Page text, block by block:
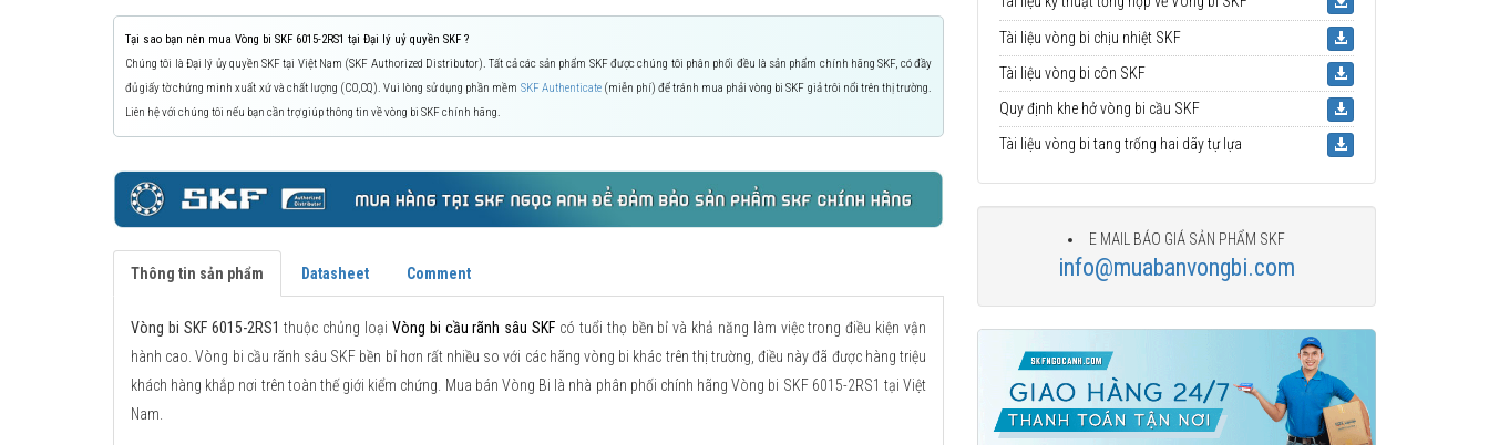
Tại sao bạn nên mua Vòng bi SKF 6015-2RS1 tại Đại lý uỷ quyền SKF ?
Chúng tôi là Đại lý ủy quyền SKF tại Việt Nam (SKF Authorized Distributor). Tất cả các sản phẩm SKF được chúng tôi phân phối đều là sản phẩm chính hãng SKF, có đầy
đủ giấy tờ chứng minh xuất xứ và chất lượng (CO,CQ). Vui lòng sử dụng phần mềm SKF Authenticate(miễn phí) để tránh mua phải vòng bi SKF giả trôi nổi trên thị trường.
Liên hệ với chúng tôi nếu bạn cần trợ giúp thông tin về vòng bi SKF chính hãng.
Thông tin sản phẩm Datasheet Comment
Vòng bi SKF 6015-2RS1 thuộc chủng loại Vòng bi cầu rãnh sâu SKF có tuổi thọ bền bỉ và khả năng làm việc trong điều kiện vận
hành cao. Vòng bi cầu rãnh sâu SKF bền bỉ hơn rất nhiều so với các hãng vòng bi khác trên thị trường, điều này đã được hàng triệu
khách hàng khắp nơi trên toàn thế giới kiểm chứng. Mua bán Vòng Bi là nhà phân phối chính hãng Vòng bi SKF 6015-2RS1 tại Việt
Nam.
Tài liệu vòng bi chịu nhiệt SKF
Tài liệu vòng bi côn SKF
Quy định khe hở vòng bi cầu SKF
Tài liệu vòng bi tang trống hai dãy tự lựa
E MAIL BÁO GIÁ SẢN PHẨM SKF
info@muabanvongbi.com